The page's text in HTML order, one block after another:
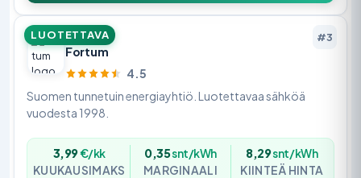
LUOTETTAVA #3
Fortum
4.5
Suomen tunnetuin energiayhtiö. Luotettavaa sähköä
vuodesta 1998.
3,99€/kk
KUUKAUSIMAKS
0,35snt/kWh
MARGINAALI
8,29snt/kWh
KIINTEÄ HINTA